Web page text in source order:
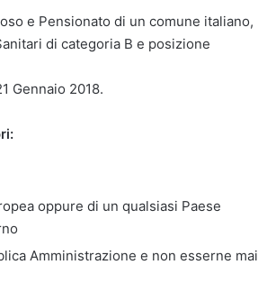
e Pensionato di un comune italiano,
di categoria B e posizione
Gennaio 2018.
oppure di un qualsiasi Paese
Amministrazione e non esserne mai